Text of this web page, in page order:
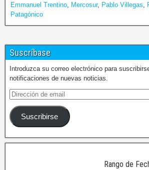
Emmanuel Trentino
Mercosur, Pablo Villegas
Patagónico
Suscríbase
Introduzca su correo electrónico para
notificaciones de nuevas noticias.
Suscribirse
Rango de